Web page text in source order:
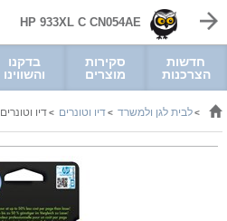
HP 933XL C CN054AE
חדשות
הצרכנות
סקירות
מוצרים
בדקנו
והשווינו
>לבית לגן ולמשרד >דיו וטונרים >דיו וטונרים HP 933XL C CN054AE